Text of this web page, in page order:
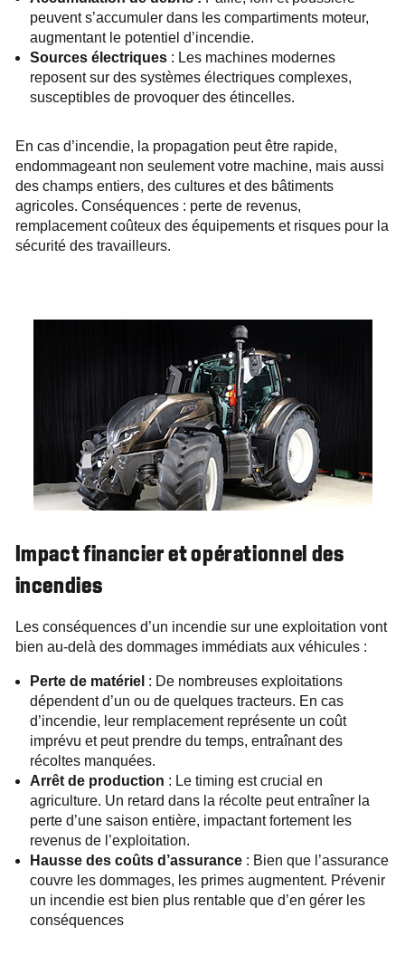
peuvent s’accumuler dans les compartiments moteur,
augmentant le potentiel d’incendie.
Sources électriques: Les machines modernes
reposent sur des systèmes électriques complexes,
susceptibles de provoquer des étincelles.
En cas d’incendie, la propagation peut être rapide,
endommageant non seulement votre machine, mais aussi
des champs entiers, des cultures et des bâtiments
agricoles. Conséquences : perte de revenus,
remplacement coûteux des équipements et risques pour la
sécurité des travailleurs.
Impact financier et opérationnel des
incendies
Les conséquences d’un incendie sur une exploitation vont
bien au-delà des dommages immédiats aux véhicules :
Perte de matériel : De nombreuses exploitations
dépendent d’un ou de quelques tracteurs. En cas
d’incendie, leur remplacement représente un coût
imprévu et peut prendre du temps, entraînant des
récoltes manquées.
Arrêt de production : Le timing est crucial en
agriculture. Un retard dans la récolte peut entraîner la
perte d’une saison entière, impactant fortement les
revenus de l’exploitation.
Hausse des coûts d’assurance: Bien que l’assurance
couvre les dommages, les primes augmentent. Prévenir
un incendie est bien plus rentable que d’en gérer les
conséquences